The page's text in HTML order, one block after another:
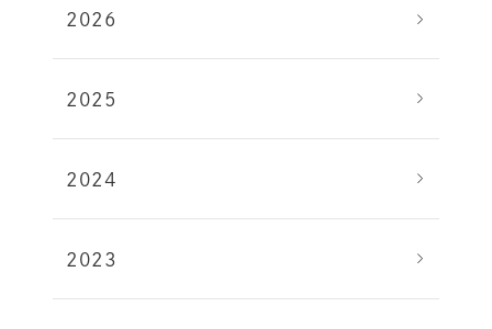
2026
2025
2024
2023